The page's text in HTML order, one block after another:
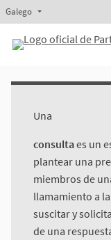
Galego Triar la llengua
Una
consultaes un
plantear una
miembros de
llamamiento a
suscitar y
de una